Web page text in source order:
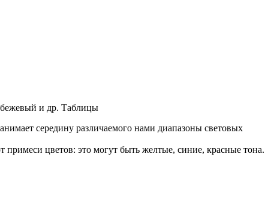
и др. Таблицы
середину различаемого нами диапазоны световых
примеси цветов: это могут быть желтые, синие, красные тона.